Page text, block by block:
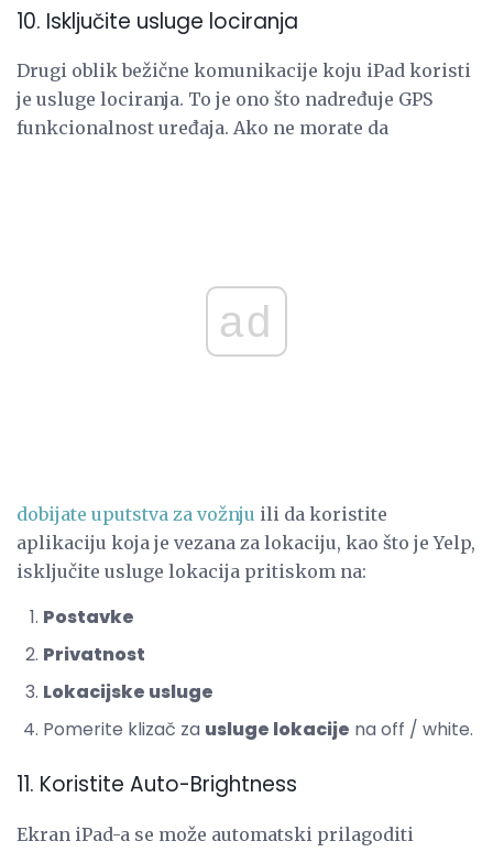
10. Isključite usluge lociranja
Drugi oblik bežične komunikacije koju iPad koristi
je usluge lociranja. To je ono što nadređuje GPS
funkcionalnost uređaja. Ako ne morate da
ad
dobijate uputstva za vožnju ili da koristite
aplikaciju koja je vezana za lokaciju, kao što je Yelp,
isključite usluge lokacija pritiskom na:
Postavke
Privatnost
Lokacijske usluge
Pomerite klizač za usluge lokacije na off / white.
11. Koristite Auto-Brightness
Ekran iPad-a se može automatski prilagoditi